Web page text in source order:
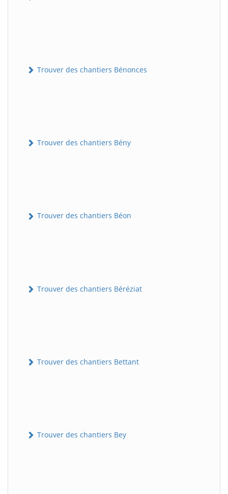
Trouver des chantiers Bénonces
Trouver des chantiers Bény
Trouver des chantiers Béon
Trouver des chantiers Béréziat
Trouver des chantiers Bettant
Trouver des chantiers Bey